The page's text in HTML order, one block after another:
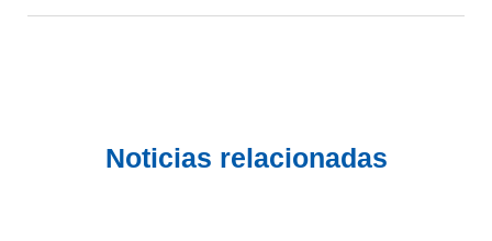
Noticias relacionadas